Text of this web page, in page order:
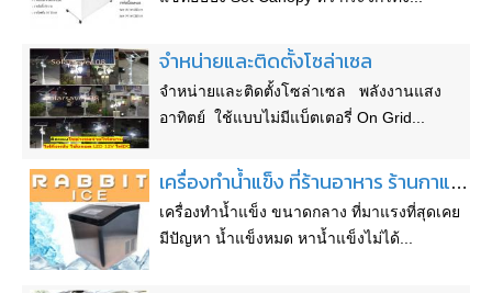
จำหน่ายและติดตั้งโซล่าเซล
จำหน่ายและติดตั้งโซล่าเซล พลังงานแสง
อาทิตย์ ใช้แบบไม่มีแบ็ตเตอรี่ On Grid...
เครื่องทำน้ำแข็ง ที่ร้านอาหาร ร้านกาแฟ สำนักงาน ต้องมี
เครื่องทำน้ำแข็ง ขนาดกลาง ที่มาแรงที่สุดเคย
มีปัญหา น้ำแข็งหมด หาน้ำแข็งไม่ได้...